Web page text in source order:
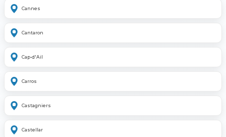
Cannes
Cantaron
Cap-d'Ail
Carros
Castagniers
Castellar